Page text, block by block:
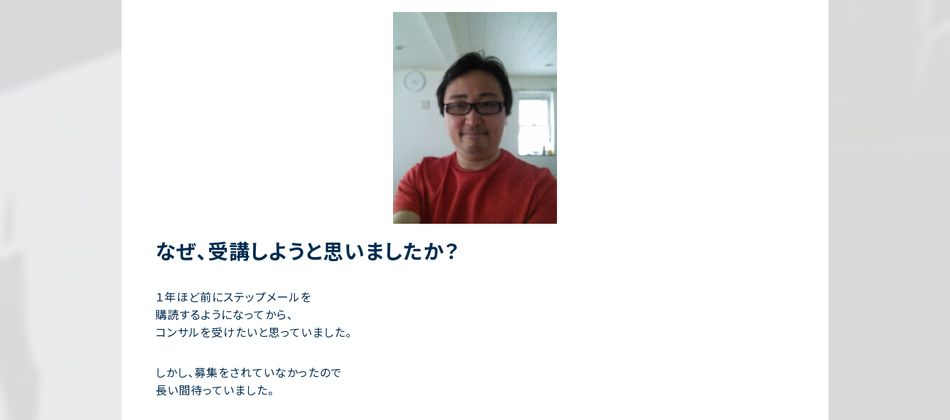
なぜ、受講しようと思いましたか？
１年ほど前にステップメールを
購読するようになってから、
コンサルを受けたいと思っていました。
しかし、募集をされていなかったので
長い間待っていました。